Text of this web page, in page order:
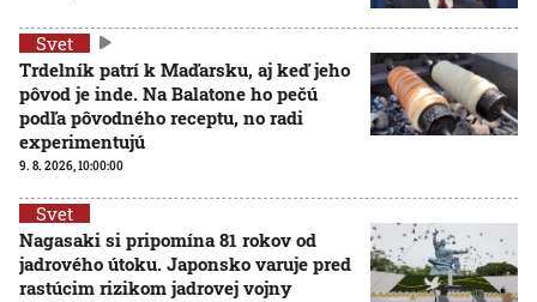
Svet
Trdelník patrí k Maďarsku, aj keď jeho
pôvod je inde. Na Balatone ho pečú
podľa pôvodného receptu, no radi
experimentujú
9. 8. 2026, 10:00:00
Svet
Nagasaki si pripomína 81 rokov od
jadrového útoku. Japonsko varuje pred
rastúcim rizikom jadrovej vojny